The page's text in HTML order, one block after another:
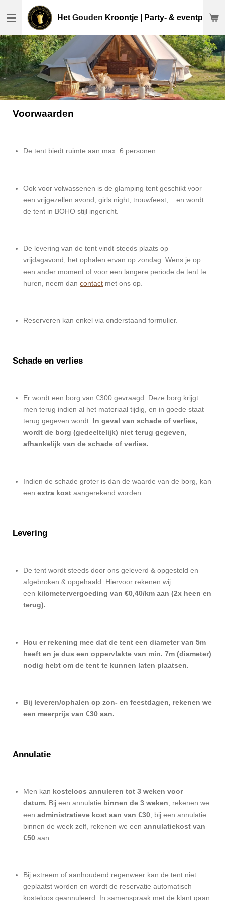
direct
de
hoofdinhoud
Het Gouden Kroontje | Party- &
Voorwaarden
De tent biedt ruimte aan max. 6 personen.
Ook voor volwassenen is de glamping tent geschikt voor
een vrijgezellen avond, girls night, trouwfeest,... en wordt
de tent in BOHO stijl ingericht.
De levering van de tent vindt steeds plaats op
vrijdagavond, het ophalen ervan op zondag. Wens je op
een ander moment of voor een langere periode de tent te
huren, neem dan contact met ons op.
Reserveren kan enkel via onderstaand formulier.
Schade en verlies
Er wordt een borg van €300 gevraagd. Deze borg krijgt
men terug indien al het materiaal tijdig, en in goede staat
terug gegeven wordt. In geval van schade of verlies,
wordt de borg (gedeeltelijk) niet terug gegeven,
afhankelijk van de schade of verlies.
Indien de schade groter is dan de waarde van de borg, kan
een extra kost aangerekend worden.
Levering
De tent wordt steeds door ons geleverd & opgesteld en
afgebroken & opgehaald. Hiervoor rekenen wij
een kilometervergoeding van €0,40/km aan (2x heen en
terug).
Hou er rekening mee dat de tent een diameter van 5m
heeft en je dus een oppervlakte van min. 7m (diameter)
nodig hebt om de tent te kunnen laten plaatsen.
Bij leveren/ophalen op zon- en feestdagen, rekenen we
een meerprijs van €30 aan.
Annulatie
Men kan kosteloos annuleren tot 3 weken voor
datum. Bij een annulatie binnen de 3 weken , rekenen we
een administratieve kost aan van €30 , bij een annulatie
binnen de week zelf, rekenen we een annulatiekost van
€50 aan.
Bij extreem of aanhoudend regenweer kan de tent niet
geplaatst worden en wordt de reservatie automatisch
kosteloos geannuleerd. In samenspraak met de klant gaan